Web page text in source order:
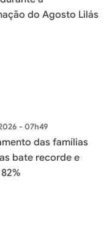
do Agosto Lilás
- 07h49
das famílias
bate recorde e